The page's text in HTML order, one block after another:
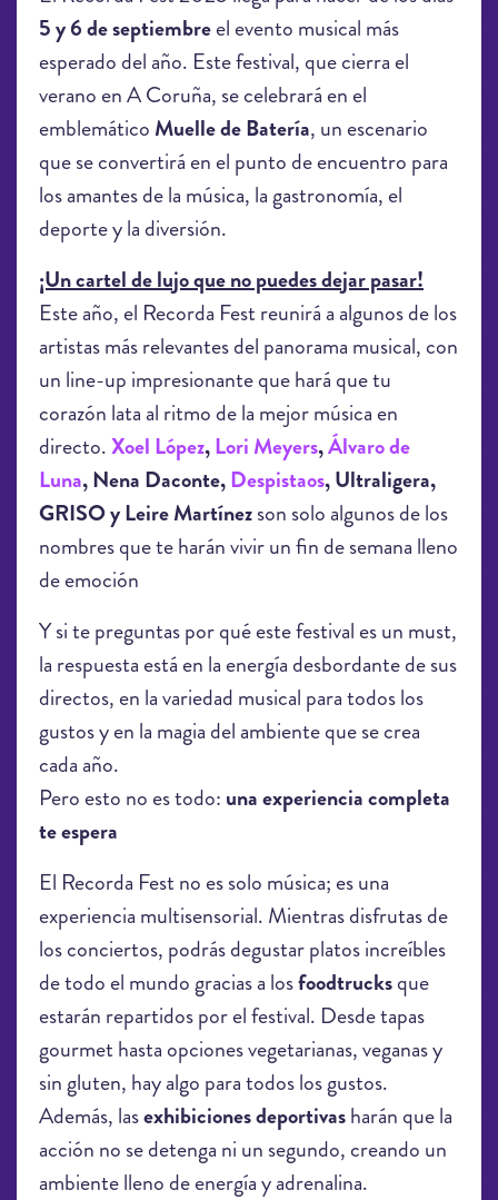
5 y 6 de septiembreel evento musical más
esperado del año. Este festival, que cierra el
verano en A Coruña, se celebrará en el
emblemático Muelle de Batería, un escenario
que se convertirá en el punto de encuentro para
los amantes de la música, la gastronomía, el
deporte y la diversión.
¡Un cartel de lujo que no puedes dejar pasar!
Este año, el Recorda Fest reunirá a algunos de los
artistas más relevantes del panorama musical, con
un line-up impresionante que hará que tu
corazón lata al ritmo de la mejor música en
directo.Xoel López,Lori Meyers,Álvaro de
Luna, Nena Daconte,Despistaos, Ultraligera,
GRISO y Leire Martínezson solo algunos de los
nombres que te harán vivir un fin de semana lleno
de emoción​
Y si te preguntas por qué este festival es un must,
la respuesta está en la energía desbordante de sus
directos, en la variedad musical para todos los
gustos y en la magia del ambiente que se crea
cada año.
Pero esto no es todo: una experiencia completa
te espera
El Recorda Fest no es solo música; es una
experiencia multisensorial. Mientras disfrutas de
los conciertos, podrás degustar platos increíbles
de todo el mundo gracias a losfoodtrucksque
estarán repartidos por el festival. Desde tapas
gourmet hasta opciones vegetarianas, veganas y
sin gluten, hay algo para todos los gustos.
Además, lasexhibiciones deportivasharán que la
acción no se detenga ni un segundo, creando un
ambiente lleno de energía y adrenalina.